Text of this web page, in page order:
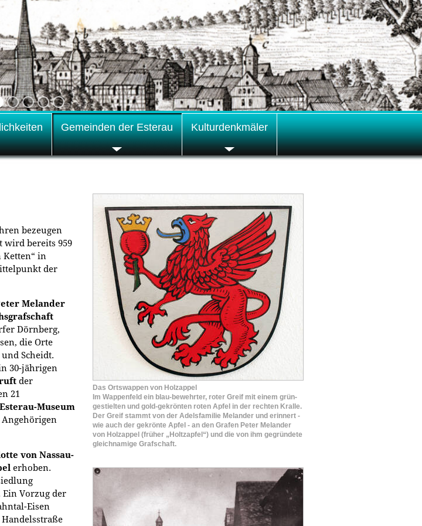
Gemeinden der Esterau Kulturdenkmäler
bezeugen
wird bereits 959
Ketten“ in
der
Melander
Dörnberg,
die Orte
Scheidt.
30-jährigen
der
21
Esterau-Museum
von Nassau-
erhoben.
Ein Vorzug der
Eisen
Das Ortswappen von Holzappel
Im Wappenfeld ein blau-bewehrter, roter Greif mit einem grün-
gestielten und gold-gekrönten roten Apfel in der rechten Kralle.
Der Greif stammt von der Adelsfamilie Melander und erinnert -
wie auch der gekrönte Apfel - an den Grafen Peter Melander
von Holzappel (früher „Holtzapfel“) und die von ihm gegründete
gleichnamige Grafschaft.